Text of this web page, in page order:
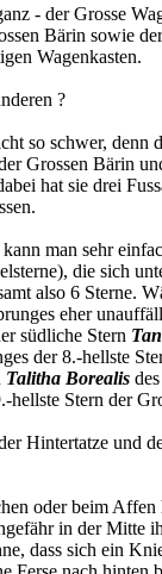
- der Grosse
Bärin sowie
Wagenkasten.
?
so schwer, denn
Grossen Bärin
hat sie drei
man sehr
die sich
also 6 Sterne.
eher
südliche Stern
der 8.-hellste
Talitha Borealis
hellste Stern der
Hintertatze und
oder beim Affen
in der Mitte
dass sich ein